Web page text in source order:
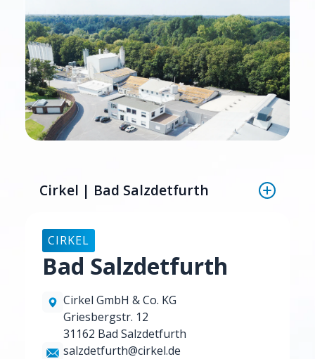
Cirkel | Bad Salzdetfurth
CIRKEL
Bad Salzdetfurth
Cirkel GmbH & Co. KG
Griesbergstr. 12
31162 Bad Salzdetfurth
salzdetfurth@cirkel.de